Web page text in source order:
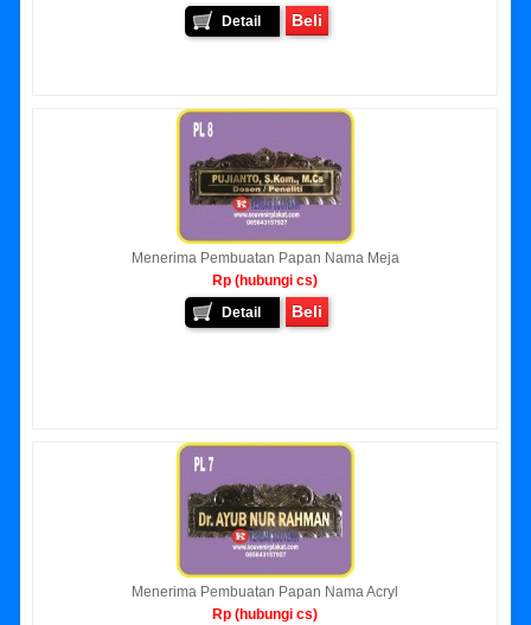
Detail
Beli
Menerima Pembuatan Papan Nama Meja
Rp (hubungi cs)
Detail
Beli
Menerima Pembuatan Papan Nama Acryl
Rp (hubungi cs)